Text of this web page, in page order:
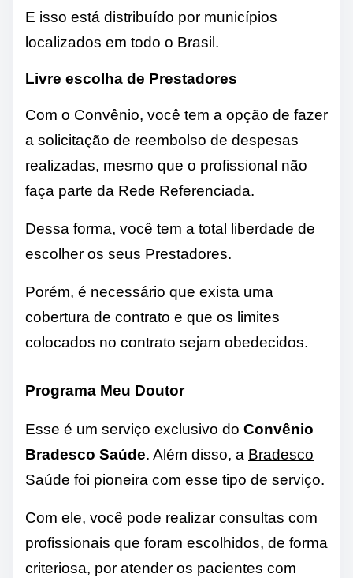
E isso está distribuído por municípios
localizados em todo o Brasil.
Livre escolha de Prestadores
Com o Convênio, você tem a opção de fazer
a solicitação de reembolso de despesas
realizadas, mesmo que o profissional não
faça parte da Rede Referenciada.
Dessa forma, você tem a total liberdade de
escolher os seus Prestadores.
Porém, é necessário que exista uma
cobertura de contrato e que os limites
colocados no contrato sejam obedecidos.
Programa Meu Doutor
Esse é um serviço exclusivo do Convênio
Bradesco Saúde. Além disso, a Bradesco
Saúde foi pioneira com esse tipo de serviço.
Com ele, você pode realizar consultas com
profissionais que foram escolhidos, de forma
criteriosa, por atender os pacientes com